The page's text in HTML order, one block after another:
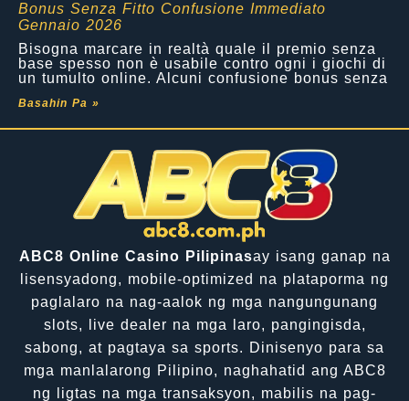
Bonus Senza Fitto Confusione Immediato
Gennaio 2026
Bisogna marcare in realtà quale il premio senza
base spesso non è usabile contro ogni i giochi di
un tumulto online. Alcuni confusione bonus senza
Basahin Pa »
ABC8 Online Casino Pilipinasay isang ganap na
lisensyadong, mobile-optimized na plataporma ng
paglalaro na nag-aalok ng mga nangungunang
slots, live dealer na mga laro, pangingisda,
sabong, at pagtaya sa sports. Dinisenyo para sa
mga manlalarong Pilipino, naghahatid ang ABC8
ng ligtas na mga transaksyon, mabilis na pag-